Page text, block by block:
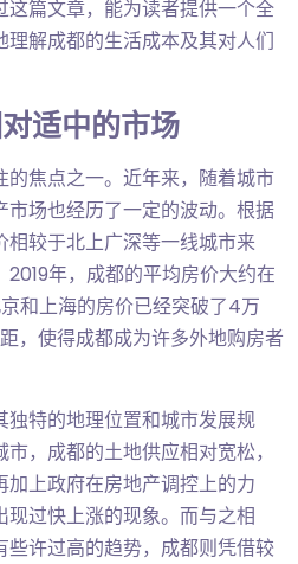
这篇文章，能为读者提供一个全
解成都的生活成本及其对人们
适中的市场
的焦点之一。近年来，随着城市
市场也经历了一定的波动。根据
相较于北上广深等一线城市来
年，成都的平均房价大约在
和上海的房价已经突破了4万
，使得成都成为许多外地购房者
独特的地理位置和城市发展规
，成都的土地供应相对宽松，
上政府在房地产调控上的力
过快上涨的现象。而与之相
些许过高的趋势，成都则凭借较